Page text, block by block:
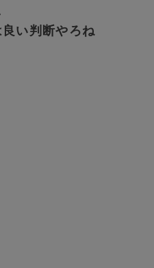
い判断やろね